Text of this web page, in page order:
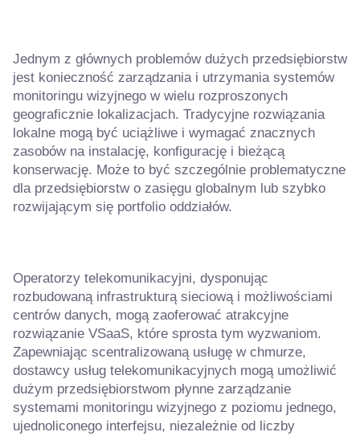
Jednym z głównych problemów dużych przedsiębiorstw
jest konieczność zarządzania i utrzymania systemów
monitoringu wizyjnego w wielu rozproszonych
geograficznie lokalizacjach. Tradycyjne rozwiązania
lokalne mogą być uciążliwe i wymagać znacznych
zasobów na instalację, konfigurację i bieżącą
konserwację. Może to być szczególnie problematyczne
dla przedsiębiorstw o zasięgu globalnym lub szybko
rozwijającym się portfolio oddziałów.
Operatorzy telekomunikacyjni, dysponując
rozbudowaną infrastrukturą sieciową i możliwościami
centrów danych, mogą zaoferować atrakcyjne
rozwiązanie VSaaS, które sprosta tym wyzwaniom.
Zapewniając scentralizowaną usługę w chmurze,
dostawcy usług telekomunikacyjnych mogą umożliwić
dużym przedsiębiorstwom płynne zarządzanie
systemami monitoringu wizyjnego z poziomu jednego,
ujednoliconego interfejsu, niezależnie od liczby